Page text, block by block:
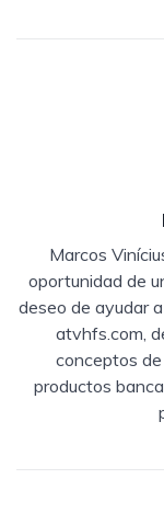
Marcos
oportunidad de
deseo de ayudar
atvhfs.com,
conceptos
productos